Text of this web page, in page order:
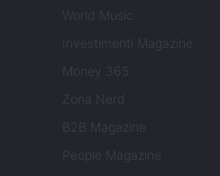
World Music
Investimenti Magazine
Money 365
Zona Nerd
B2B Magazine
People Magazine